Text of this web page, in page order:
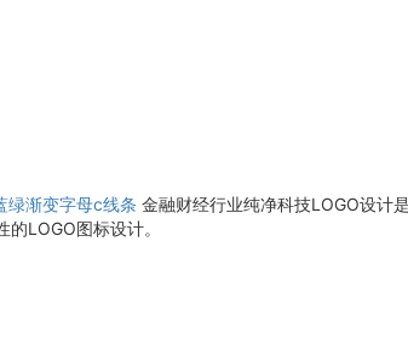
绿渐变字母c线条 金融财经行业纯净科技LOGO设计
LOGO图标设计。